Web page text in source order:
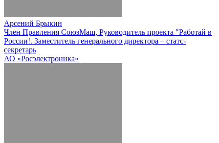
Арсений Брыкин
Член Правления СоюзМаш, Руководитель проекта "Работай в
России!. Заместитель генерального директора – статс-
секретарь
АО «Росэлектроника»